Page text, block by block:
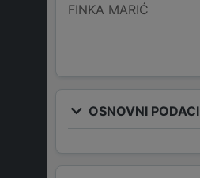
FINKA MARIĆ
OSNOVNI PODACI